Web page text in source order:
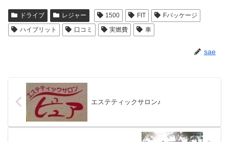
ドライブ レジャー 1500 FIT
Fパッケージ
ハイブリット
口コミ 実燃費 車
sae
エステティックサロン♪